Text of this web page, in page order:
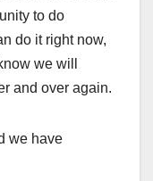
to do
do it right now,
we will
and over again.
we have